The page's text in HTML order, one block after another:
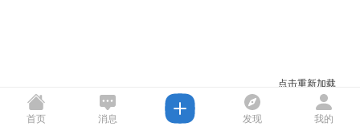
点击重新加载
首页 消息 发现 我的